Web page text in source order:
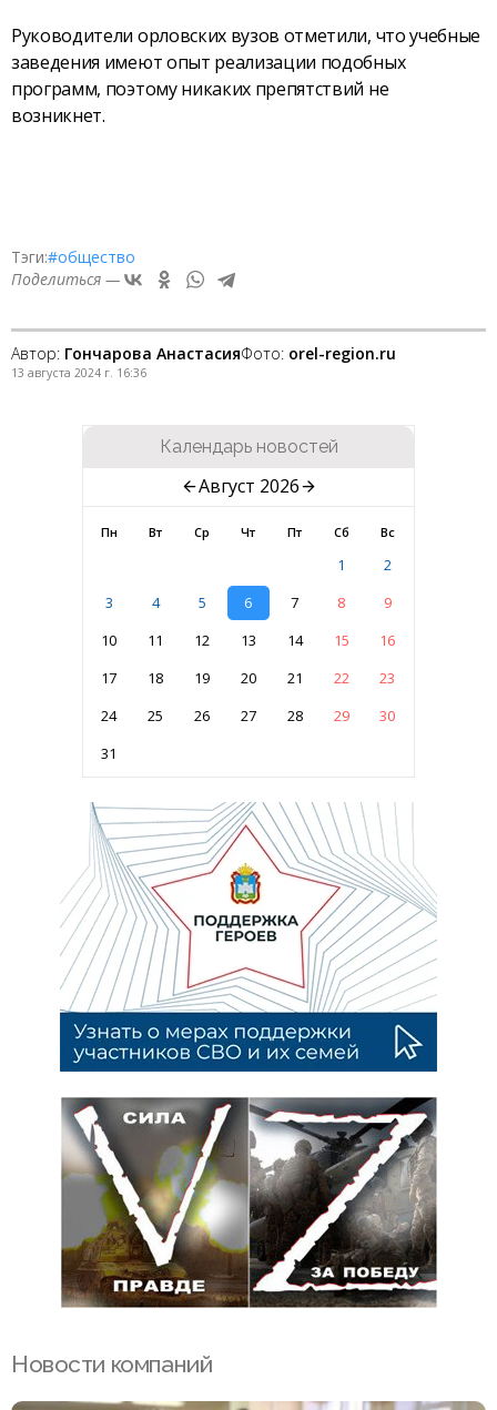
Руководители орловских вузов отметили, что учебные
заведения имеют опыт реализации подобных
программ, поэтому никаких препятствий не
возникнет.
Тэги:#общество
Поделиться —
Автор: Гончарова АнастасияФото: orel-region.ru
13 августа 2024 г. 16:36
Календарь новостей
Август 2026
Пн Вт Ср Чт Пт Сб Вс
1
2
3
4 5 6 7 8
9
10
11 12 13 14 15
16
17
18 19 20 21 22
23
24
25 26 27 28 29
30
31
Новости компаний